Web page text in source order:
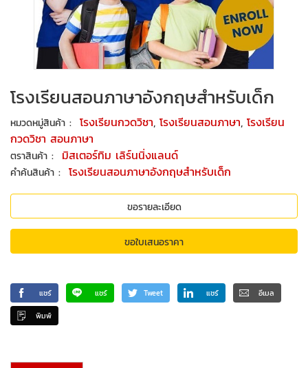
โรงเรียนสอนภาษาอังกฤษสำหรับเด็ก
หมวดหมู่สินค้า : โรงเรียนกวดวิชา, โรงเรียนสอนภาษา, โรงเรียน
กวดวิชา สอนภาษา
ตราสินค้า : มิสเตอร์ทิม เลิร์นนิ่งแลนด์
คำค้นสินค้า : โรงเรียนสอนภาษาอังกฤษสำหรับเด็ก
ขอรายละเอียด
ขอใบเสนอราคา
แชร์ แชร์ Tweet แชร์ อีเมล
พิมพ์